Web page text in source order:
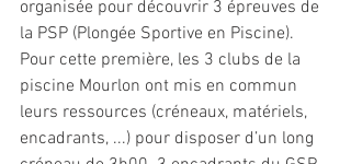
organisée pour découvrir 3 épreuves de
la PSP (Plongée Sportive en Piscine).
Pour cette première, les 3 clubs de la
piscine Mourlon ont mis en commun
leurs ressources (créneaux, matériels,
encadrants, ...) pour disposer d’un long